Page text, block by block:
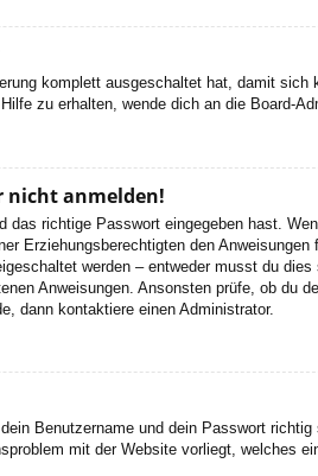
komplett ausgeschaltet hat, damit
zu erhalten, wende dich an die Board-
nicht anmelden!
das richtige Passwort eingegeben hast.
Erziehungsberechtigten den
werden – entweder musst du
Anweisungen. Ansonsten prüfe, ob
dann kontaktiere einen Administrator.
Benutzername und dein Passwort
mit der Website vorliegt, welches